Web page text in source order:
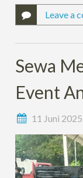
Leave a
Sewa
Event
11 Juni 2025